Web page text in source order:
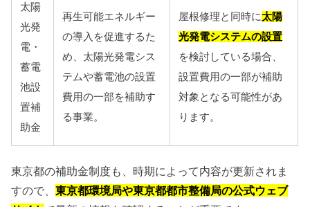
太陽
光発
電・
蓄電
池設
置補
助金
再生可能エネルギー
の導入を促進するた
め、太陽光発電シス
テムや蓄電池の設置
費用の一部を補助す
る事業。
屋根修理と同時に太陽
光発電システムの設置
を検討している場合、
設置費用の一部が補助
対象となる可能性があ
ります。
東京都の補助金制度も、時期によって内容が更新されま
すので、東京都環境局や東京都都市整備局の公式ウェブ